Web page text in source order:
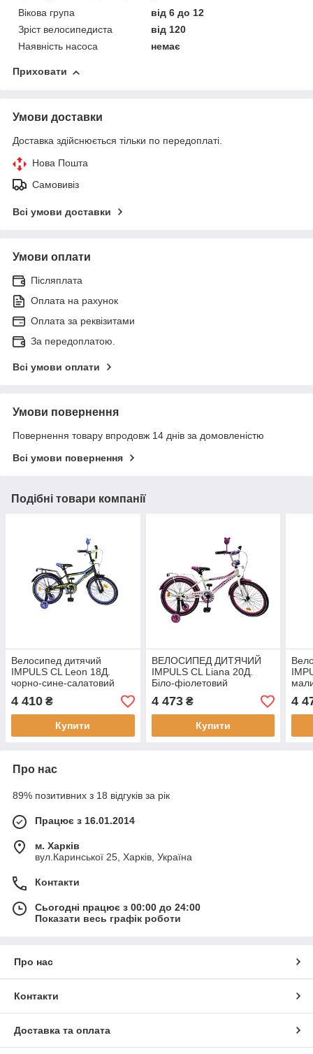
Вікова група
від 6 до 12
Зріст велосипедиста
від 120
Наявність насоса
немає
Приховати
Умови доставки
Доставка здійснюється тільки по передоплаті.
Нова Пошта
Самовивіз
Всі умови доставки
Умови оплати
Післяплата
Оплата на рахунок
Оплата за реквізитами
За передоплатою.
Всі умови оплати
Умови повернення
Повернення товару впродовж 14 днів за домовленістю
Всі умови повернення
Подібні товари компанії
Велосипед дитячий
IMPULS CL Leon 18Д.
чорно-сине-салатовий
4 410 ₴
Купити
ВЕЛОСИПЕД ДИТЯЧИЙ
IMPULS CL Liana 20Д.
Біло-фіолетовий
4 473₴
Купити
4
Про нас
89% позитивних з 18 відгуків за рік
Працює з 16.01.2014
м. Харків
вул.Каринської 25, Харків, Україна
Контакти
Сьогодні працює з 00:00 до 24:00
Показати весь графік роботи
Про нас
Контакти
Доставка та оплата